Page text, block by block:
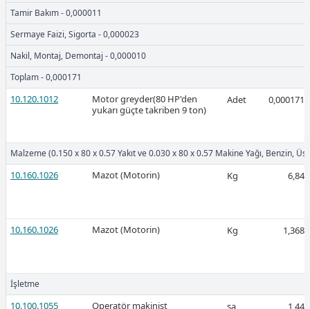
2026-Mart
Ücretli
Ücretli
Tamir Bakım - 0,000011
Sermaye Faizi, Sigorta - 0,000023
Nakil, Montaj, Demontaj - 0,000010
Toplam - 0,000171
10.120.1012
Motor greyder(80 HP'den
yukarı güçte takriben 9 ton)
Adet 0,000171
Malzeme (0.150 x 80 x 0.57 Yakıt ve 0.030 x 80 x 0.57 Makine Yağı, Benzin,
10.160.1026 Mazot (Motorin) Kg 6,84
10.160.1026 Mazot (Motorin) Kg 1,368
İşletme
10.100.1055 Operatör makinist sa 1,44